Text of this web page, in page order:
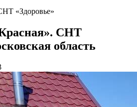
«Здоровье»
СНТ
область